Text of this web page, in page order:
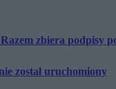
zbiera podpisy
został uruchomiony